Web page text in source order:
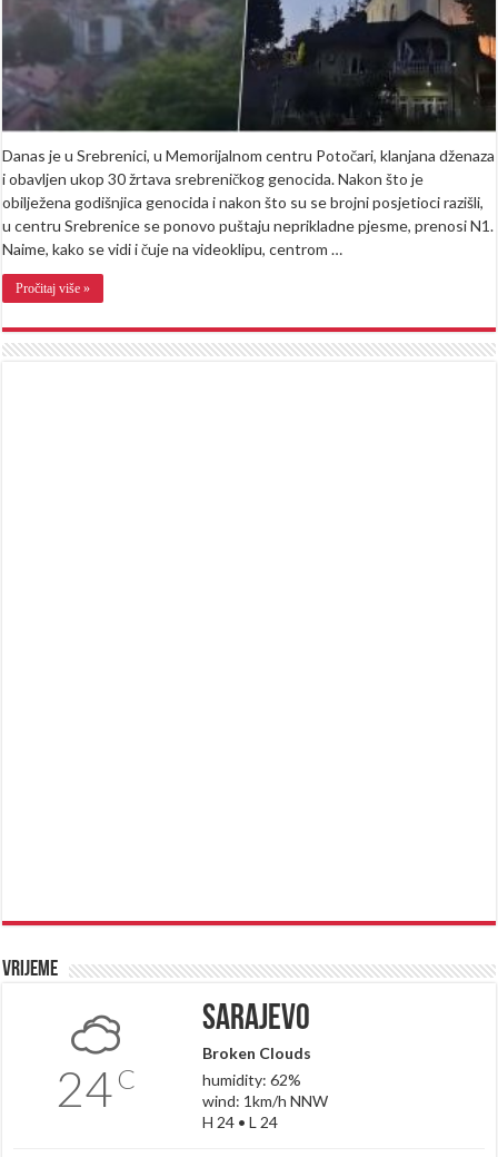
Danas je u Srebrenici, u Memorijalnom centru Potočari, klanjana dženaza
i obavljen ukop 30 žrtava srebreničkog genocida. Nakon što je
obilježena godišnjica genocida i nakon što su se brojni posjetioci razišli,
u centru Srebrenice se ponovo puštaju neprikladne pjesme, prenosi N1.
Naime, kako se vidi i čuje na videoklipu, centrom …
Pročitaj više »
Vrijeme
24C
Sarajevo
Broken Clouds
humidity: 62%
wind: 1km/h NNW
H 24 • L 24